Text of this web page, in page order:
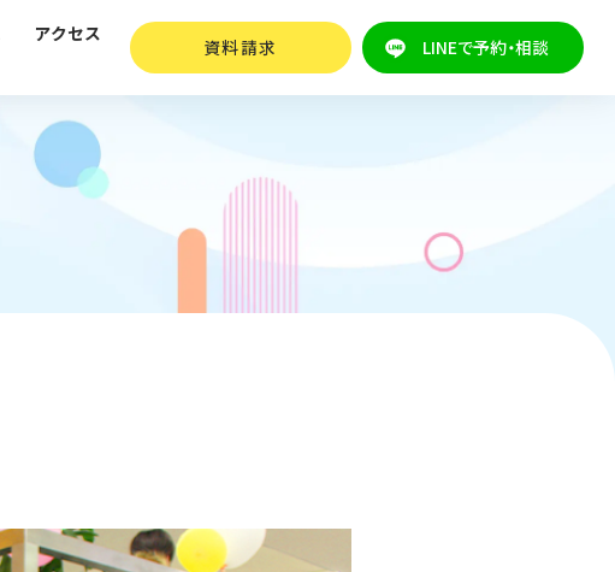
アクセス
資料請求 LINEで予約・相談